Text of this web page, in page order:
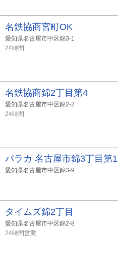
名鉄協商宮町OK
愛知県名古屋市中区錦3-1
24時間
名鉄協商錦2丁目第4
愛知県名古屋市中区錦2-2
24時間
パラカ 名古屋市錦3丁目第1
愛知県名古屋市中区錦3-9
タイムズ錦2丁目
愛知県名古屋市中区錦2-8
24時間営業